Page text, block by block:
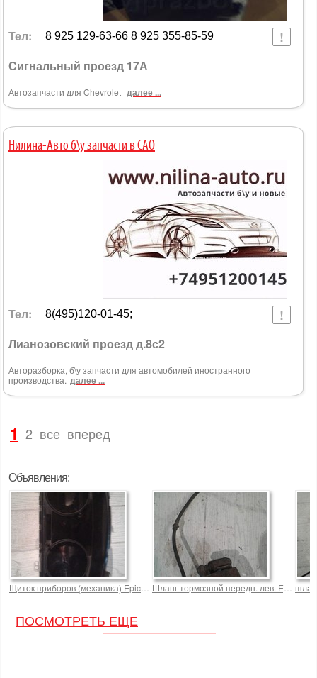
Объявления:
Щиток приборов (механика) Epica 2.0 Sedan для Шевроле 2000,0 р.
Шланг тормозной передн. лев. Epica
ПОСМОТРЕТЬ ЕЩЕ
Тел: 8 925 129-63-66 8 925 355-85-59
Сигнальный проезд 17А
Автозапчасти для Chevrolet далее ...
Нилина-Авто б\у запчасти в САО
Тел: 8(495)120-01-45;
Лианозовский проезд д.8с2
Авторазборка, б\у запчасти для автомобилей иностранного
производства. далее ...
1 2 все вперед